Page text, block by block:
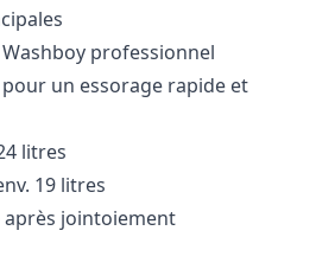
professionnel
pour un essorage rapide et
litres
19 litres
jointoiement